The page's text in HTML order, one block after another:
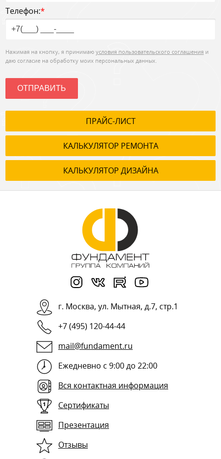
Телефон:*
Нажимая на кнопку, я принимаю условия пользовательского соглашения и
даю согласие на обработку моих персональных данных.
ОТПРАВИТЬ
ПРАЙС-ЛИСТ
КАЛЬКУЛЯТОР РЕМОНТА
КАЛЬКУЛЯТОР ДИЗАЙНА
г. Москва, ул. Мытная, д.7, стр.1
+7 (495) 120-44-44
mail@fundament.ru
Ежедневно с 9:00 до 22:00
Вся контактная информация
Сертификаты
Презентация
Отзывы